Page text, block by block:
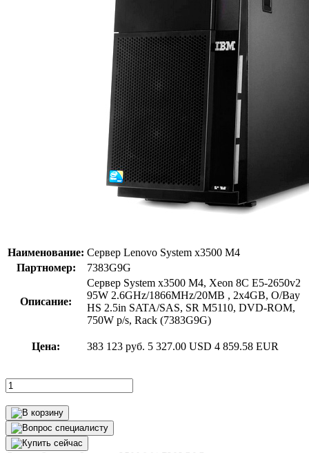
Наименование: Сервер Lenovo System x3500 M4
Партномер:
7383G9G
Описание:
Сервер System x3500 M4, Xeon 8C E5-2650v2
95W 2.6GHz/1866MHz/20MB , 2x4GB, O/Bay
HS 2.5in SATA/SAS, SR M5110, DVD-ROM,
750W p/s, Rack (7383G9G)
Цена: 383 123 руб. 5 327.00 USD 4 859.58 EUR